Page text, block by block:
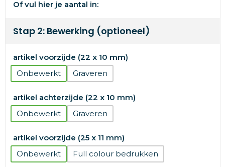
Of vul hier je aantal in:
Stap 2: Bewerking (optioneel)
artikel voorzijde (22 x 10 mm)
Onbewerkt
Graveren
artikel achterzijde (22 x 10 mm)
Onbewerkt
Graveren
artikel voorzijde (25 x 11 mm)
Onbewerkt
Full colour